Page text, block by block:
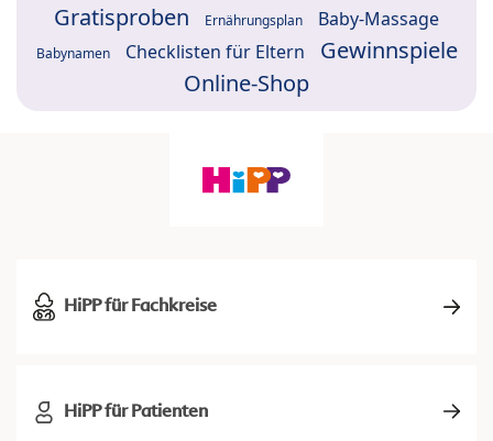
Gratisproben Ernährungsplan Baby-Massage
Babynamen Checklisten für Eltern
Gewinnspiele
Online-Shop
HiPP für Fachkreise
HiPP für Patienten